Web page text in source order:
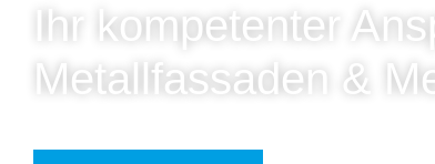
Ihr kompetenter
Metallfassaden &